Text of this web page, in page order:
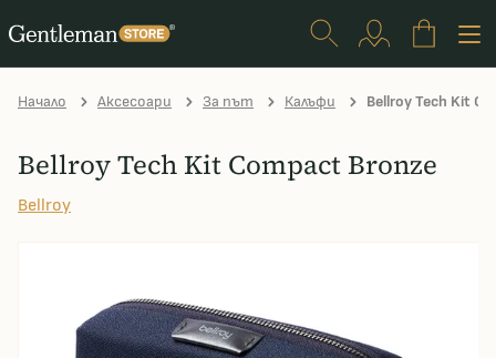
Начало Аксесоари За път Калъфи Bellroy Tech Kit
Bellroy Tech Kit Compact Bronze
Bellroy